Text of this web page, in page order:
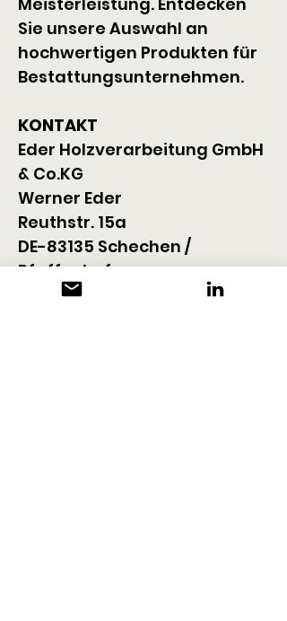
Sie unsere Auswahl an
hochwertigen Produkten für
Bestattungsunternehmen.
KONTAKT
Eder Holzverarbeitung GmbH
& Co.KG
Werner Eder
Reuthstr. 15a
DE-83135 Schechen /
Pfaffenhofen